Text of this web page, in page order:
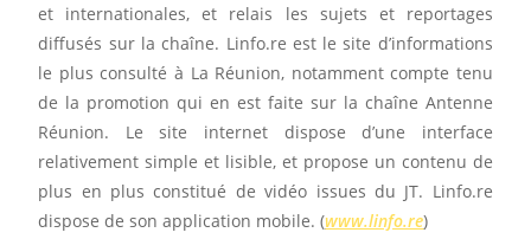
et internationales, et relais les sujets et reportages
diffusés sur la chaîne. Linfo.re est le site d’informations
le plus consulté à La Réunion, notamment compte tenu
de la promotion qui en est faite sur la chaîne Antenne
Réunion. Le site internet dispose d’une interface
relativement simple et lisible, et propose un contenu de
plus en plus constitué de vidéo issues du JT. Linfo.re
dispose de son application mobile. (www.linfo.re)